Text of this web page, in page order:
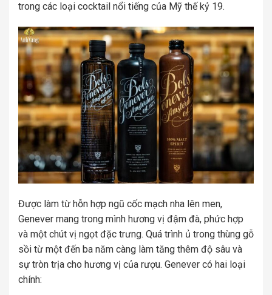
trong các loại cocktail nổi tiếng của Mỹ thế kỷ 19.
Được làm từ hỗn hợp ngũ cốc mạch nha lên men,
Genever mang trong mình hương vị đậm đà, phức hợp
và một chút vị ngọt đặc trưng. Quá trình ủ trong thùng gỗ
sồi từ một đến ba năm càng làm tăng thêm độ sâu và
sự tròn trịa cho hương vị của rượu. Genever có hai loại
chính: